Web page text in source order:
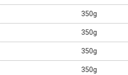
350g
350g
350g
350g